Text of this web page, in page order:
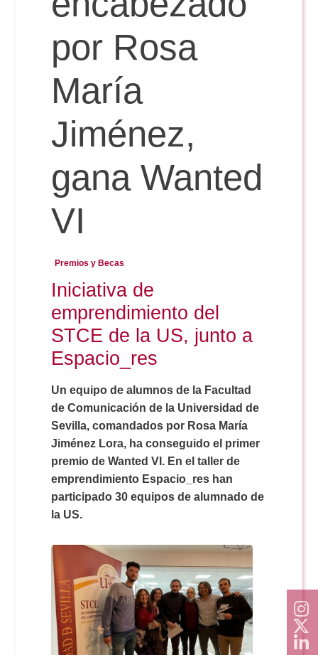
Reservas
Calendario Lectivo
Horarios
Periodismo
Publicidad y RR.PP
Doble Grado PER/CAV
Publicidad y RR.PP
Comunicación Audiovisual
Doble Grado PER/CAV
#miTFG
#YoPractico
por Rosa
María
Jiménez,
gana Wanted
VI
Premios y Becas
Iniciativa de
emprendimiento del
STCE de la US, junto a
Espacio_res
Un equipo de alumnos de la Facultad
de Comunicación de la Universidad de
Sevilla, comandados por Rosa María
Jiménez Lora, ha conseguido el primer
premio de Wanted VI. En el taller de
emprendimiento Espacio_res han
participado 30 equipos de alumnado de
la US.